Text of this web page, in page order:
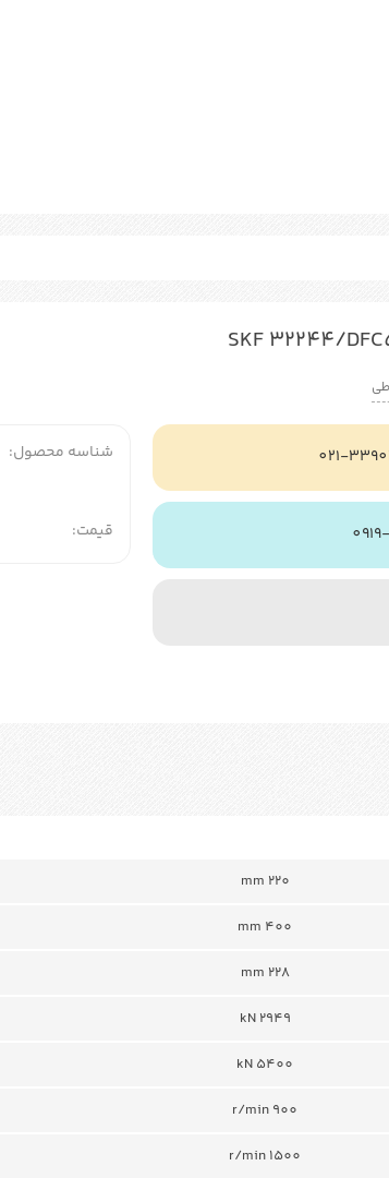
شناسه محصول:
قیمت:
220 mm
400 mm
228 mm
2949 kN
5400 kN
900 r/min
r/min 1500